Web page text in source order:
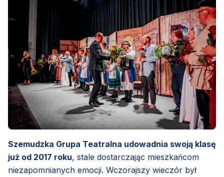
Szemudzka Grupa Teatralna udowadnia swoją klasę
już od 2017 roku, stale dostarczając mieszkańcom
niezapomnianych emocji. Wczorajszy wieczór był